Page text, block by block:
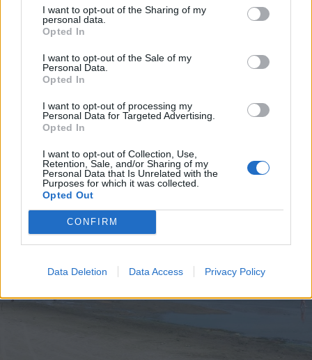
I want to opt-out of the Sharing of my
personal data.
Opted In
I want to opt-out of the Sale of my
Personal Data.
Opted In
I want to opt-out of processing my
Personal Data for Targeted Advertising.
Opted In
I want to opt-out of Collection, Use,
Retention, Sale, and/or Sharing of my
Personal Data that Is Unrelated with the
Purposes for which it was collected.
Opted Out
CONFIRM
Data Deletion Data Access Privacy Policy
2026. augusztus 07., péntek
Lekapcsolhatják a hálózatról a
esetén